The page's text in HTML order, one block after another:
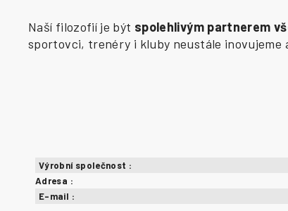
Naší filozofií je být spolehlivým partnerem
sportovci, trenéry i kluby neustále inovujeme
Výrobní společnost :
Adresa :
E-mail :